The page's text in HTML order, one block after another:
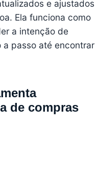
e ajustados
Ela funciona como
a intenção de
a passo até encontrar
de compras